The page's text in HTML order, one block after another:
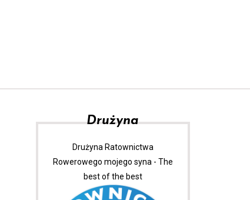
Drużyna
Drużyna Ratownictwa
Rowerowego mojego syna - The
best of the best